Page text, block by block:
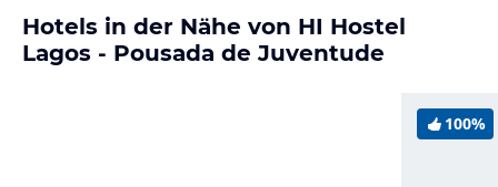
Hotels in der Nähe von HI Hostel
Lagos - Pousada de Juventude
100%